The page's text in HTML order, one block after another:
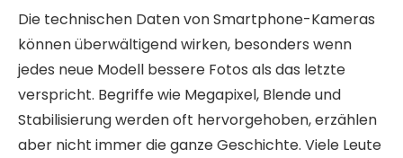
Die technischen Daten von Smartphone-Kameras
können überwältigend wirken, besonders wenn
jedes neue Modell bessere Fotos als das letzte
verspricht. Begriffe wie Megapixel, Blende und
Stabilisierung werden oft hervorgehoben, erzählen
aber nicht immer die ganze Geschichte. Viele Leute